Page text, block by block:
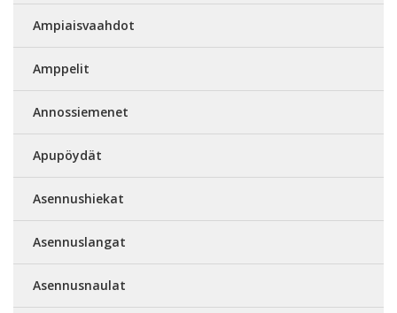
Ampiaisvaahdot
Amppelit
Annossiemenet
Apupöydät
Asennushiekat
Asennuslangat
Asennusnaulat